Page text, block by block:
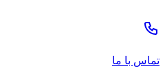
تماس با ما